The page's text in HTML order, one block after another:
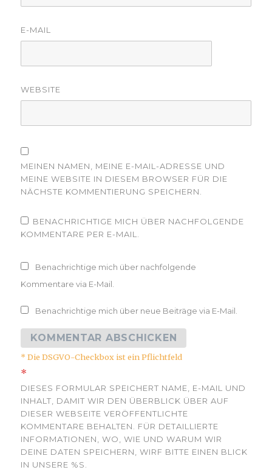
E-MAIL
WEBSITE
MEINEN NAMEN, MEINE E-MAIL-ADRESSE UND
MEINE WEBSITE IN DIESEM BROWSER FÜR DIE
NÄCHSTE KOMMENTIERUNG SPEICHERN.
BENACHRICHTIGE MICH ÜBER NACHFOLGENDE
KOMMENTARE PER E-MAIL.
Benachrichtige mich über nachfolgende
Kommentare via E-Mail.
Benachrichtige mich über neue Beiträge via E-Mail.
* Die DSGVO-Checkbox ist ein Pflichtfeld
*
DIESES FORMULAR SPEICHERT NAME, E-MAIL UND
INHALT, DAMIT WIR DEN ÜBERBLICK ÜBER AUF
DIESER WEBSEITE VERÖFFENTLICHTE
KOMMENTARE BEHALTEN. FÜR DETAILLIERTE
INFORMATIONEN, WO, WIE UND WARUM WIR
DEINE DATEN SPEICHERN, WIRF BITTE EINEN BLICK
IN UNSERE %S.